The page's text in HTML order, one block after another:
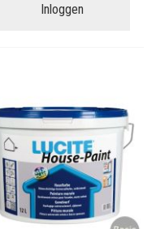
Inloggen